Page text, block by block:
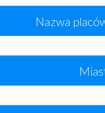
Nazwa